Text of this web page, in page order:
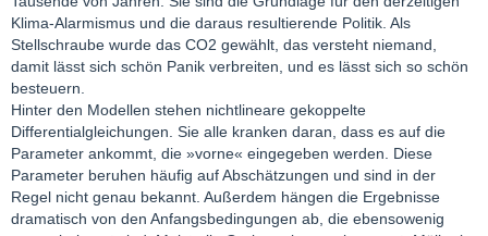
Klima-Alarmismus und die daraus resultierende Politik. Als
Stellschraube wurde das CO2 gewählt, das versteht niemand,
damit lässt sich schön Panik verbreiten, und es lässt sich so schön
besteuern.
Hinter den Modellen stehen nichtlineare gekoppelte
Differentialgleichungen. Sie alle kranken daran, dass es auf die
Parameter ankommt, die »vorne« eingegeben werden. Diese
Parameter beruhen häufig auf Abschätzungen und sind in der
Regel nicht genau bekannt. Außerdem hängen die Ergebnisse
dramatisch von den Anfangsbedingungen ab, die ebensowenig